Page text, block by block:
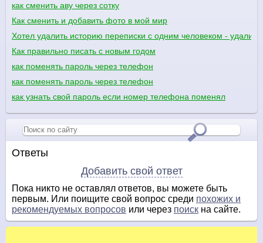
как сменить аву через сотку
Как сменить и добавить фото в мой мир
Хотел удалить историю переписки с одним человеком -
Как правильно писать с новым годом
как поменять пароль через телефон
как поменять пароль через телефон
как узнать свой пароль если номер телефона поменял
Ответы
Добавить свой ответ
Пока никто не оставлял ответов, вы можете быть
первым. Или поищите свой вопрос среди похожих и
рекомендуемых вопросов или через поиск на сайте.